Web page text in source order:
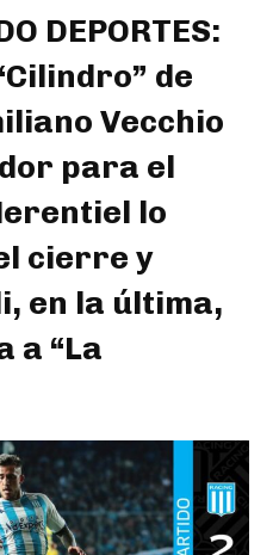
DEPORTES:
de
Vecchio
para el
lo
cierre y
en la última,
a “La